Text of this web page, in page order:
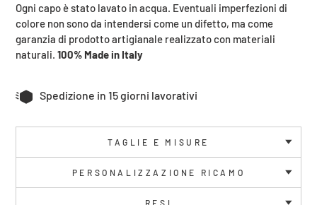
Ogni capo è stato lavato in acqua. Eventuali imperfezioni di
colore non sono da intendersi come un difetto, ma come
garanzia di prodotto artigianale realizzato con materiali
naturali. 100% Made in Italy
Spedizione in 15 giorni lavorativi
TAGLIE E MISURE
PERSONALIZZAZIONE RICAMO
RESI